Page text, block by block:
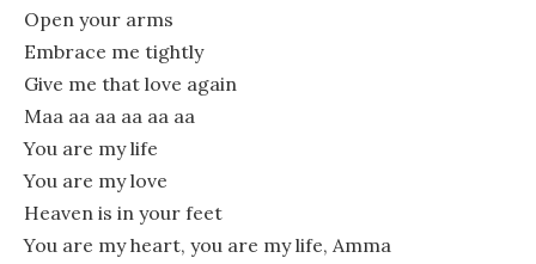
Open your arms
Embrace me tightly
Give me that love again
Maa aa aa aa aa aa
You are my life
You are my love
Heaven is in your feet
You are my heart, you are my life, Amma